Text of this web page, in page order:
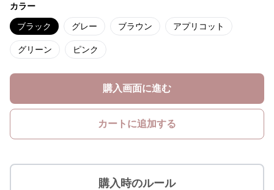
カラー
ブラック グレー ブラウン アプリコット
グリーン ピンク
購入画面に進む
カートに追加する
購入時のルール